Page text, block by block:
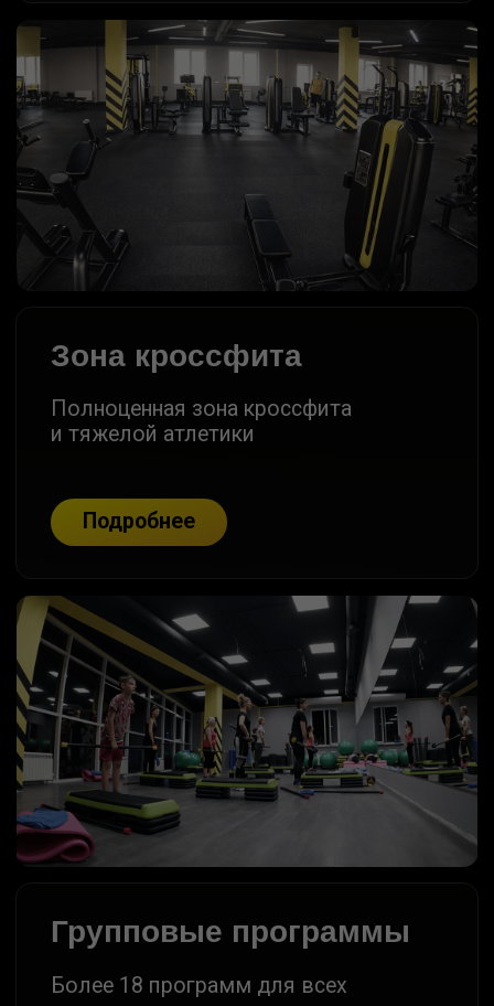
КЛИЕНТОВ
Каждый тренер — сертифицированный
специалист с опытом работы. Подберем
наставника под твою цель и уровень
СОСТАВ
ПРОФЕССИОНАЛОВ